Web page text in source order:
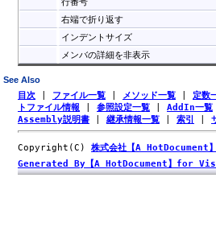
右端で折り返す
インデントサイズ
メンバの詳細を非表示
See Also
目次 ファイル一覧 メソッド一覧 定数
トファイル情報
参照設定一覧 AddIn一覧
Assembly説明書
継承情報一覧 索引
Copyright(C) 株式会社【A HotDocument】
Generated By【A HotDocument】for